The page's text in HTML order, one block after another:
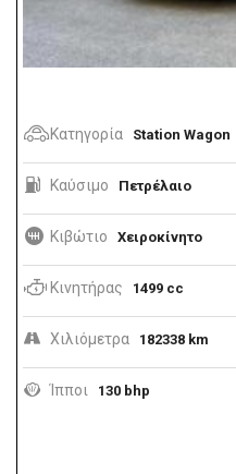
Κατηγορία Station Wagon
Καύσιμο Πετρέλαιο
Κιβώτιο Χειροκίνητο
Κινητήρας 1499 cc
Χιλιόμετρα 182338 km
Ίπποι 130 bhp